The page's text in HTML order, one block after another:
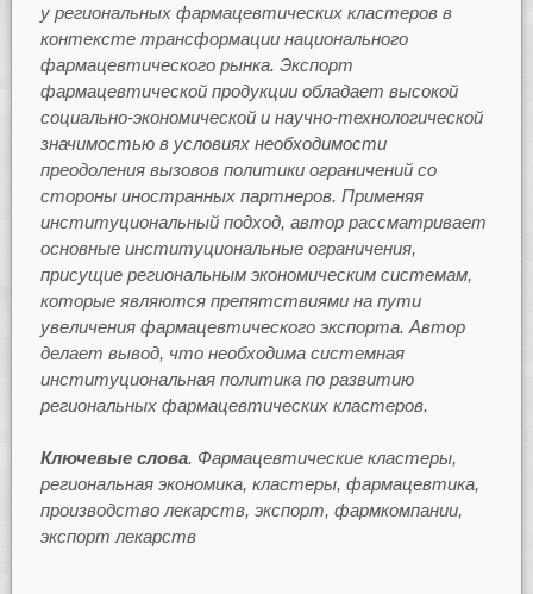
у региональных фармацевтических кластеров в
контексте трансформации национального
фармацевтического рынка. Экспорт
фармацевтической продукции обладает высокой
социально-экономической и научно-технологической
значимостью в условиях необходимости
преодоления вызовов политики ограничений со
стороны иностранных партнеров. Применяя
институциональный подход, автор рассматривает
основные институциональные ограничения,
присущие региональным экономическим системам,
которые являются препятствиями на пути
увеличения фармацевтического экспорта. Автор
делает вывод, что необходима системная
институциональная политика по развитию
региональных фармацевтических кластеров.
Ключевые слова. Фармацевтические кластеры,
региональная экономика, кластеры, фармацевтика,
производство лекарств, экспорт, фармкомпании,
экспорт лекарств